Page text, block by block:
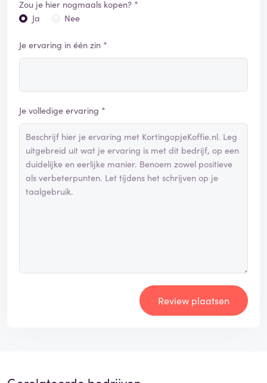
Zou je hier nogmaals kopen? *
Ja
Nee
Je ervaring in één zin *
Je volledige ervaring *
Review plaatsen